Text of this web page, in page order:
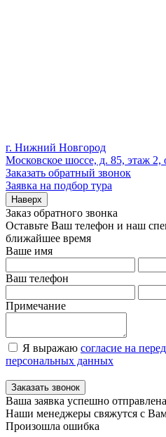
г. Нижний Новгород
Московское шоссе, д. 85, этаж 2,
Заказать обратный звонок
Заявка на подбор тура
Наверх
Заказ обратного звонка
Оставьте Ваш телефон и наш
ближайшее время
Ваше имя
Ваш телефон
Примечание
Я выражаю согласие на
персональных данных
Заказать звонок
Ваша заявка успешно
Наши менеджеры свяжутся с
Произошла ошибка